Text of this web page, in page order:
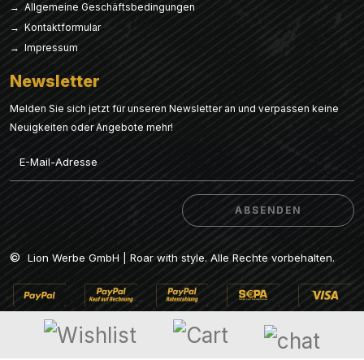
→ Allgemeine Geschäftsbedingungen
→ Kontaktformular
→ Impressum
Newsletter
Melden Sie sich jetzt für unseren Newsletter an und verpassen keine
Neuigkeiten oder Angebote mehr!
ABSENDEN
ABSENDEN
© Lion Werbe GmbH | Roar with style. Alle Rechte vorbehalten.